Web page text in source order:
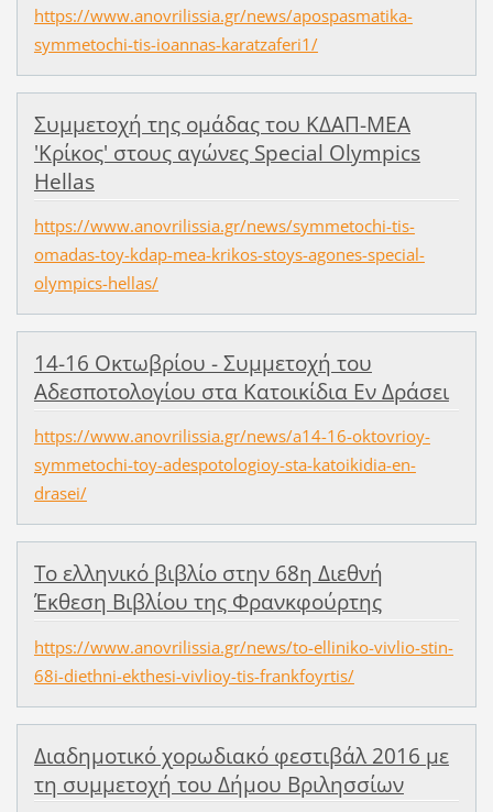
https://www.anovrilissia.gr/news/apospasmatika-
symmetochi-tis-ioannas-karatzaferi1/
Συμμετοχή της oμάδας του ΚΔΑΠ-ΜΕΑ
'Κρίκος' στoυς αγώνες Special Olympics
Hellas
https://www.anovrilissia.gr/news/symmetochi-tis-
omadas-toy-kdap-mea-krikos-stoys-agones-special-
olympics-hellas/
14-16 Οκτωβρίου - Συμμετοχή του
Αδεσποτολογίου στα Κατοικίδια Εν Δράσει
https://www.anovrilissia.gr/news/a14-16-oktovrioy-
symmetochi-toy-adespotologioy-sta-katoikidia-en-
drasei/
Το ελληνικό βιβλίο στην 68η Διεθνή
Έκθεση Βιβλίου της Φρανκφούρτης
https://www.anovrilissia.gr/news/to-elliniko-vivlio-stin-
68i-diethni-ekthesi-vivlioy-tis-frankfoyrtis/
Διαδημοτικό χορωδιακό φεστιβάλ 2016 με
τη συμμετοχή του Δήμου Βριλησσίων